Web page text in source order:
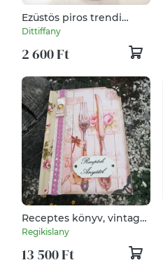
Ezüstös piros trendi
nyaklánc, ajándék
névnapra, születésnapra.
Dittiffany
2 600 Ft
Receptes könyv, vintage
Regikislany
13 500 Ft